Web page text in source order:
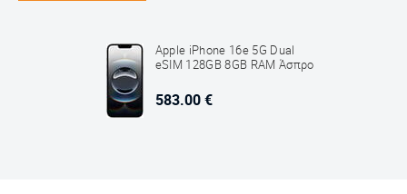
Apple iPhone 16e 5G Dual
eSIM 128GB 8GB RAM Άσπρο
583.00 €